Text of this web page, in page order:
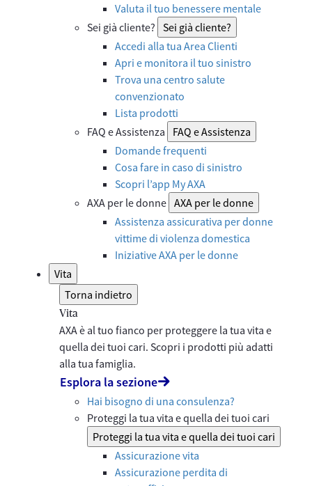
Valuta il tuo benessere mentale
Sei già cliente? Sei già cliente?
Accedi alla tua Area Clienti
Apri e monitora il tuo sinistro
Trova una centro salute
convenzionato
Lista prodotti
FAQ e Assistenza
FAQ e Assistenza
Domande frequenti
Cosa fare in caso di sinistro
Scopri l’app My AXA
AXA per le donne AXA per le donne
Assistenza assicurativa per donne
vittime di violenza domestica
Iniziative AXA per le donne
Vita
Torna indietro
Vita
AXA è al tuo fianco per proteggere la tua vita e
quella dei tuoi cari. Scopri i prodotti più adatti
alla tua famiglia.
Esplora la sezione
Hai bisogno di una consulenza?
Proteggi la tua vita e quella dei tuoi cari
Proteggi la tua vita e quella dei tuoi cari
Assicurazione vita
Assicurazione perdita di